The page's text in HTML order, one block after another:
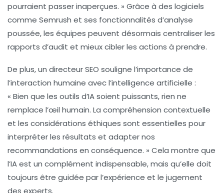
pourraient passer inaperçues. » Grâce à des logiciels
comme Semrush et ses fonctionnalités d’analyse
poussée, les équipes peuvent désormais centraliser les
rapports d’audit et mieux cibler les actions à prendre.
De plus, un directeur SEO souligne l’importance de
l’interaction humaine avec l’intelligence artificielle :
« Bien que les outils d’IA soient puissants, rien ne
remplace l’œil humain. La compréhension contextuelle
et les considérations éthiques sont essentielles pour
interpréter les résultats et adapter nos
recommandations en conséquence. » Cela montre que
l’IA est un complément indispensable, mais qu’elle doit
toujours être guidée par l’expérience et le jugement
des experts.